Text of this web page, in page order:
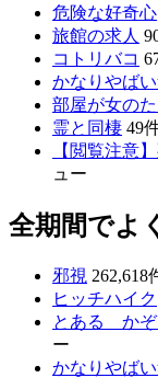
危険な好奇心
旅館の求人
コトリバコ
かなりやば
部屋が女の
霊と同棲 49
【閲覧注意
ュー
全期間でよ
邪視 262,618
ヒッチハイク
とある か
ー
かなりやば